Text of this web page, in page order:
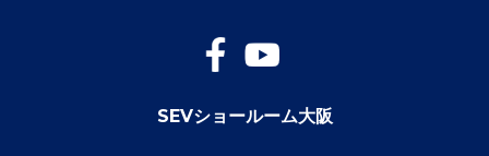
SEVショールーム大阪